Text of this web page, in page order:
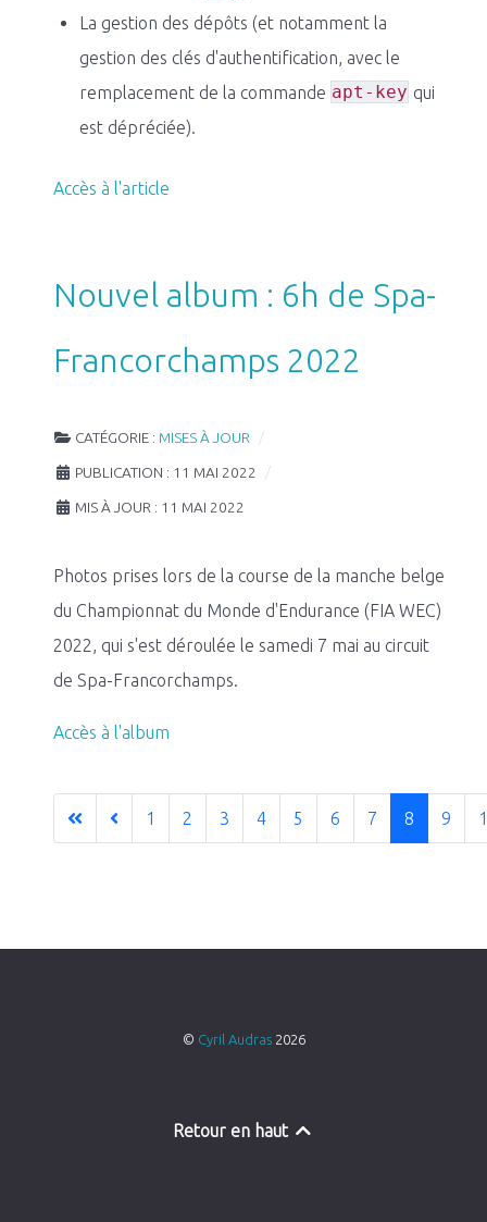
La gestion des dépôts (et notamment la
gestion des clés d'authentification, avec le
remplacement de la commande apt-key qui
est dépréciée).
Accès à l'article
Nouvel album : 6h de Spa-
Francorchamps 2022
CATÉGORIE : MISES À JOUR
PUBLICATION : 11 MAI 2022
MIS À JOUR : 11 MAI 2022
Photos prises lors de la course de la manche belge
du Championnat du Monde d'Endurance (FIA WEC)
2022, qui s'est déroulée le samedi 7 mai au circuit
de Spa-Francorchamps.
Accès à l'album
1 2 3 4 5 6 7 8 9
© Cyril Audras 2026
Retour en haut